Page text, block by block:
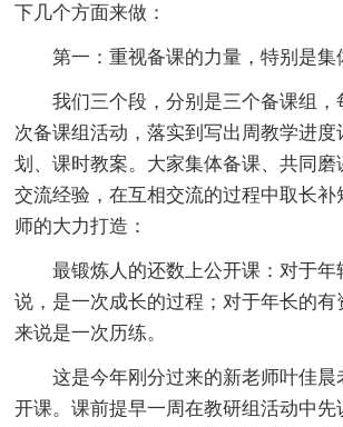
下几个方面来做：
第一：重视备课的力量，特别是集
我们三个段，分别是三个备课组，
次备课组活动，落实到写出周教学进度
划、课时教案。大家集体备课、共同磨
交流经验，在互相交流的过程中取长补
师的大力打造：
最锻炼人的还数上公开课：对于年
说，是一次成长的过程；对于年长的有
来说是一次历练。
这是今年刚分过来的新老师叶佳晨
开课。课前提早一周在教研组活动中先